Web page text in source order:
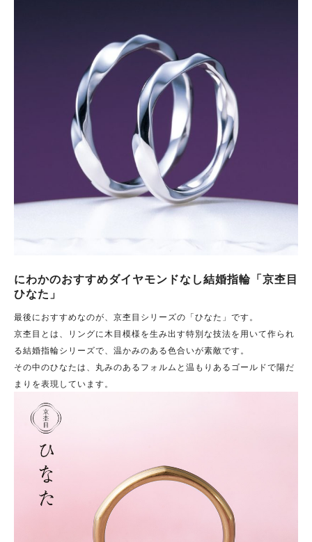
にわかのおすすめダイヤモンドなし結婚指輪「京杢目
ひなた」
最後におすすめなのが、京杢目シリーズの「ひなた」です。
京杢目とは、リングに木目模様を生み出す特別な技法を用いて作られ
る結婚指輪シリーズで、温かみのある色合いが素敵です。
その中のひなたは、丸みのあるフォルムと温もりあるゴールドで陽だ
まりを表現しています。